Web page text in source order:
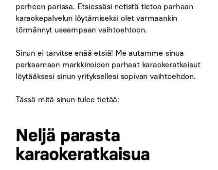
perheen parissa. Etsiessäsi netistä tietoa parhaan
karaokepalvelun löytämiseksi olet varmaankin
törmännyt useampaan vaihtoehtoon.
Sinun ei tarvitse enää etsiä! Me autamme sinua
perkaamaan markkinoiden parhaat karaokeratkaisut
löytääksesi sinun yrityksellesi sopivan vaihtoehdon.
Tässä mitä sinun tulee tietää:
Neljä parasta
karaokeratkaisua